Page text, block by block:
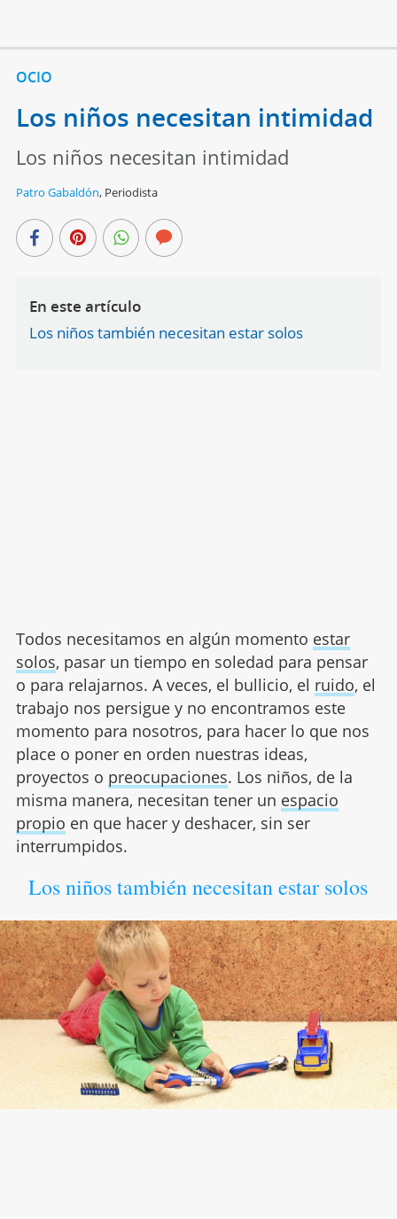
OCIO
Los niños necesitan intimidad
Los niños necesitan intimidad
Patro Gabaldón, Periodista
En este artículo
Los niños también necesitan estar solos
Todos necesitamos en algún momento estar
solos, pasar un tiempo en soledad para pensar
o para relajarnos. A veces, el bullicio, el ruido, el
trabajo nos persigue y no encontramos este
momento para nosotros, para hacer lo que nos
place o poner en orden nuestras ideas,
proyectos o preocupaciones. Los niños, de la
misma manera, necesitan tener un espacio
propio en que hacer y deshacer, sin ser
interrumpidos.
Los niños también necesitan estar solos